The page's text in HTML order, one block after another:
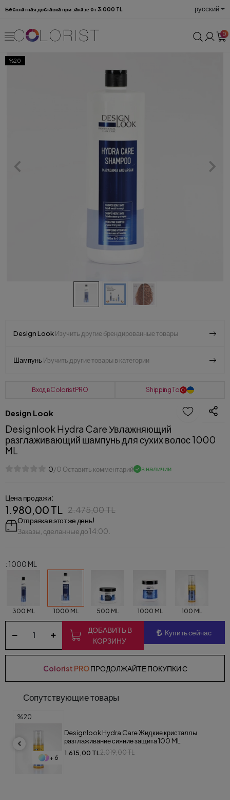
Бecплaтнaя доcтaвкa при зaкaзе oт 3.000 TL русский
0
%20
Design LookИзучить другие брендированные товары
Шампунь Изучить другие товары в категории
Вход в ColoristPRO Shipping To
Design Look
Designlook Hydra Care Увлажняющий
разглаживающий шампунь для сухих волос 1000
ML
0/0 Оставить комментарий в наличии
Цена продажи:
1.980,00 TL 2.475,00 TL
Отправка в этот же день!
Заказы, сделанные до 14:00.
: 1000 ML
300 ML 1000 ML 500 ML 1000 ML 100 ML
ДОБАВИТЬ В
КОРЗИНУ
Купить сейчас
Colorist PROПРОДОЛЖАЙТЕ ПОКУПКИ С
Сопутствующие товары
%20
+ 6
Designlook Hydra Care Жидкие кристаллы
разглаживание сияние защита 100 ML
1.615,00 TL 2.019,00 TL